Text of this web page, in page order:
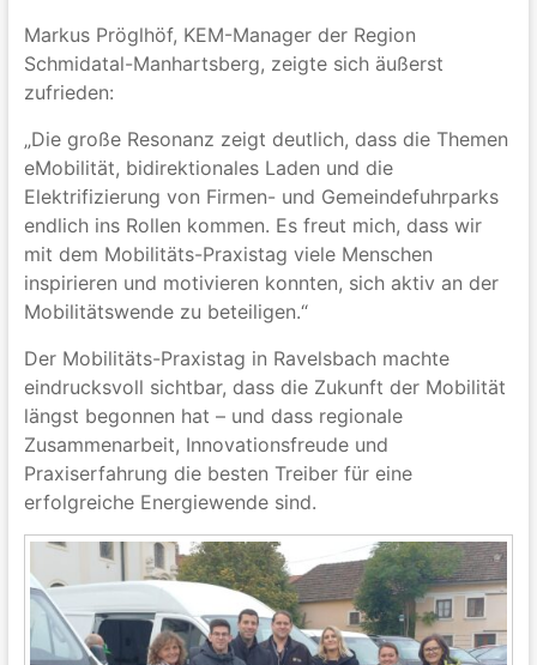
Markus Pröglhöf, KEM-Manager der Region
Schmidatal-Manhartsberg, zeigte sich äußerst
zufrieden:
„Die große Resonanz zeigt deutlich, dass die Themen
eMobilität, bidirektionales Laden und die
Elektrifizierung von Firmen- und Gemeindefuhrparks
endlich ins Rollen kommen. Es freut mich, dass wir
mit dem Mobilitäts-Praxistag viele Menschen
inspirieren und motivieren konnten, sich aktiv an der
Mobilitätswende zu beteiligen.“
Der Mobilitäts-Praxistag in Ravelsbach machte
eindrucksvoll sichtbar, dass die Zukunft der Mobilität
längst begonnen hat – und dass regionale
Zusammenarbeit, Innovationsfreude und
Praxiserfahrung die besten Treiber für eine
erfolgreiche Energiewende sind.